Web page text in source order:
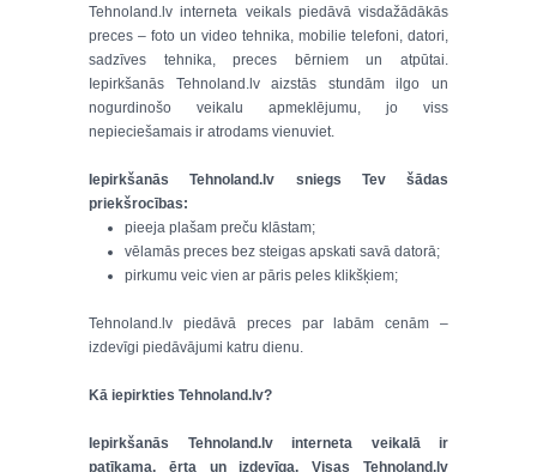
Tehnoland.lv interneta veikals piedāvā visdažādākās
preces – foto un video tehnika, mobilie telefoni, datori,
sadzīves tehnika, preces bērniem un atpūtai.
Iepirkšanās Tehnoland.lv aizstās stundām ilgo un
nogurdinošo veikalu apmeklējumu, jo viss
nepieciešamais ir atrodams vienuviet.
Iepirkšanās Tehnoland.lv sniegs Tev šādas
priekšrocības:
pieeja plašam preču klāstam;
vēlamās preces bez steigas apskati savā datorā;
pirkumu veic vien ar pāris peles klikšķiem;
Tehnoland.lv piedāvā preces par labām cenām –
izdevīgi piedāvājumi katru dienu.
Kā iepirkties Tehnoland.lv?
Iepirkšanās Tehnoland.lv interneta veikalā ir
patīkama, ērta un izdevīga. Visas Tehnoland.lv